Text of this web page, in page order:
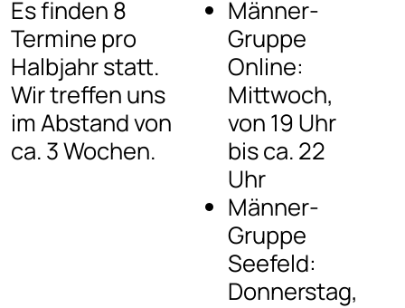
Es finden 8
Termine pro
Halbjahr statt.
Wir treffen uns
im Abstand von
ca. 3 Wochen.
Männer-
Gruppe
Online:
Mittwoch,
von 19 Uhr
bis ca. 22
Uhr
Männer-
Gruppe
Seefeld:
Donnerstag,